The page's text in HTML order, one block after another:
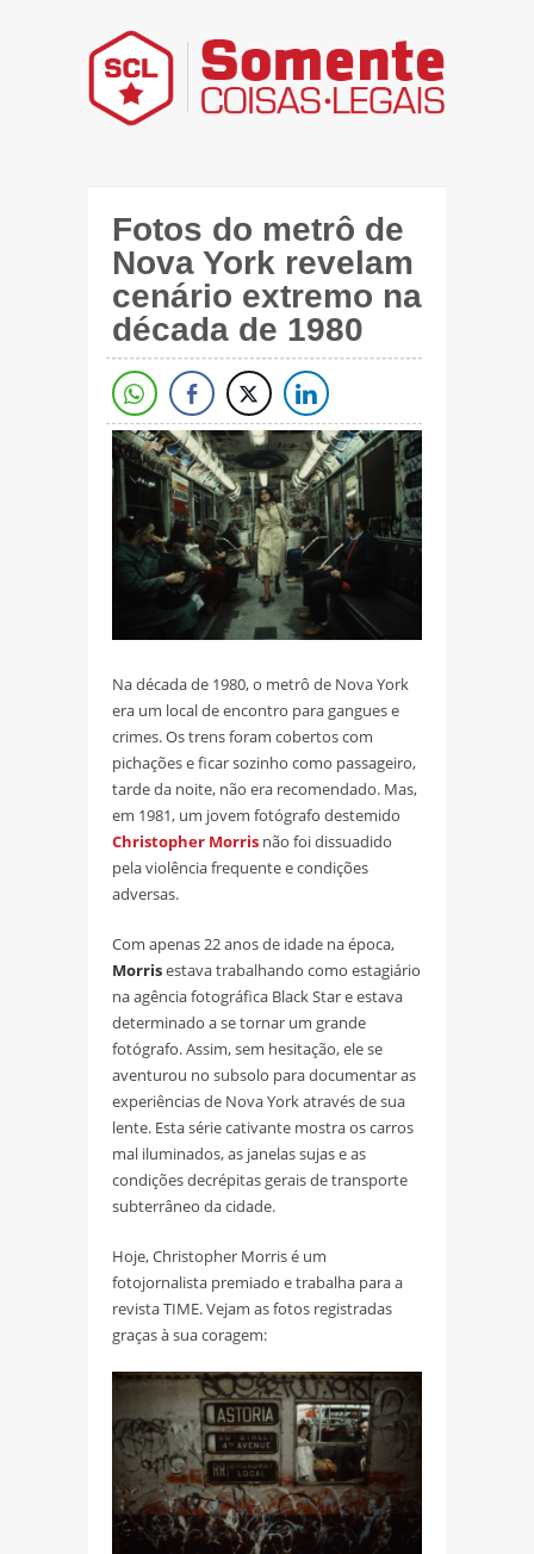
Fotos do metrô de
Nova York revelam
cenário extremo na
década de 1980
Na década de 1980, o metrô de Nova York
era um local de encontro para gangues e
crimes. Os trens foram cobertos com
pichações e ficar sozinho como passageiro,
tarde da noite, não era recomendado. Mas,
em 1981, um jovem fotógrafo destemido
Christopher Morris não foi dissuadido
pela violência frequente e condições
adversas.
Com apenas 22 anos de idade na época,
Morrisestava trabalhando como estagiário
na agência fotográfica Black Star e estava
determinado a se tornar um grande
fotógrafo. Assim, sem hesitação, ele se
aventurou no subsolo para documentar as
experiências de Nova York através de sua
lente. Esta série cativante mostra os carros
mal iluminados, as janelas sujas e as
condições decrépitas gerais de transporte
subterrâneo da cidade.
Hoje, Christopher Morris é um
fotojornalista premiado e trabalha para a
revista TIME. Vejam as fotos registradas
graças à sua coragem: